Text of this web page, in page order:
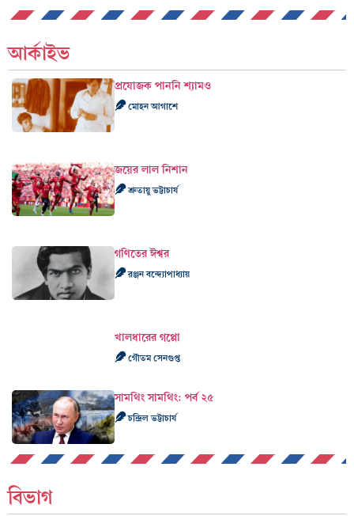
আর্কাইভ
প্রযোজক পাননি শ্যামও
মোহন আগাশে
জয়ের লাল নিশান
শ্রুতায়ু ভট্টাচার্য
গণিতের ঈশ্বর
রঞ্জন বন্দ্যোপাধ্যায়
খালধারের গপ্পো
গৌতম সেনগুপ্ত
সামথিং সামথিং: পর্ব ২৫
চন্দ্রিল ভট্টাচার্য
বিভাগ